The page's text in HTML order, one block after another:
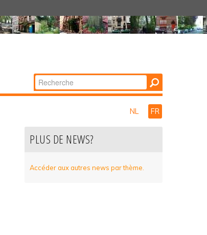
Chercher par
Recherche
NL FR
PLUS DE NEWS?
Accéder aux autres news par thème.